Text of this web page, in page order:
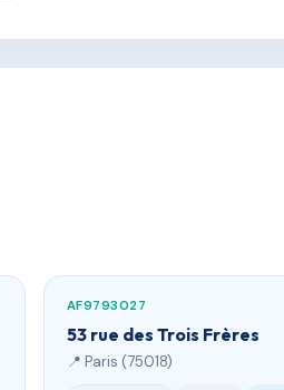
AF9793027
53 rue des Trois Frères
📍 Paris (75018)